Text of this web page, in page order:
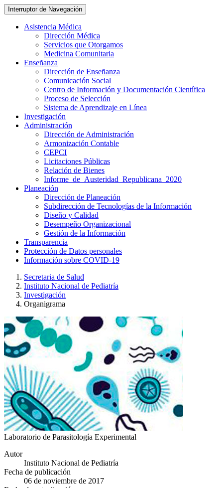
Interruptor de Navegación
Asistencia Médica
Dirección Médica
Servicios que Otorgamos
Medicina Comunitaria
Enseñanza
Dirección de Enseñanza
Comunicación Social
Centro de Información y Documentación Científica
Proceso de Selección
Sistema de Aprendizaje en Línea
Investigación
Administración
Dirección de Administración
Armonización Contable
CEPCI
Licitaciones Públicas
Relación de Bienes
Informe_de_Austeridad_Republicana_2020
Planeación
Dirección de Planeación
Subdirección de Tecnologías de la Información
Diseño y Calidad
Desempeño Organizacional
Gestión de la Información
Transparencia
Protección de Datos personales
Información sobre COVID-19
Secretaria de Salud
Instituto Nacional de Pediatría
Investigación
Organigrama
Laboratorio de Parasitología Experimental
Autor
Instituto Nacional de Pediatría
Fecha de publicación
06 de noviembre de 2017